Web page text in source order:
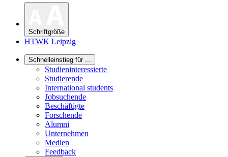
Schriftgröße
HTWK Leipzig
Schnelleinstieg für ...
Studieninteressierte
Studierende
International students
Jobsuchende
Beschäftigte
Forschende
Alumni
Unternehmen
Medien
Feedback